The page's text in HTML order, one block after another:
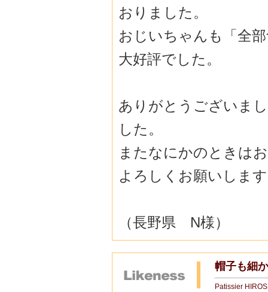
おりました。
おじいちゃんも「全
大好評でした。
ありがとうございま
した。
またなにかのときは
よろしくお願いしま
（長野県 N様）
帽子も細
Patissier